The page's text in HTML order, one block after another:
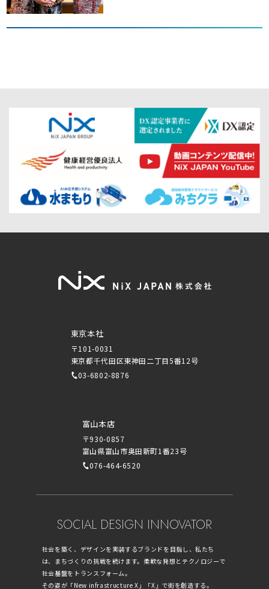
東京本社
〒101-0031
東京都千代田区東神田二丁目5番12号
03-6802-8876
富山本店
〒930-0857
富山県富山市奥田新町1番23号
076-464-6520
SOCIAL DESIGN INNOVATOR
社会を築く、デザインを実装するブランドを目指し、私たち
は、まちづくりの挑戦を続けます。柔軟な発想とテクノロジーで
社会基盤をトランスフォーム。
その姿が「New infrastructure X」「X」で街を創造する。